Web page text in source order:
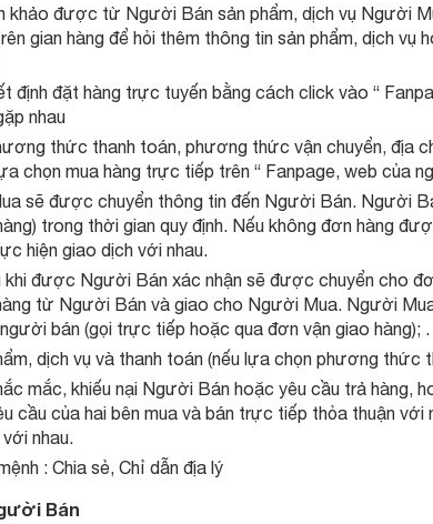
khảo được từ Người Bán sản phẩm, dịch vụ Người
gian hàng để hỏi thêm thông tin sản phẩm, dịch
định đặt hàng trực tuyến bằng cách click vào “
nhau
thức thanh toán, phương thức vận chuyển, địa
chọn mua hàng trực tiếp trên “ Fanpage, web của
sẽ được chuyển thông tin đến Người Bán. Người
trong thời gian quy định. Nếu không đơn hàng
hiện giao dịch với nhau.
khi được Người Bán xác nhận sẽ được chuyển cho
từ Người Bán và giao cho Người Mua. Người
bán (gọi trực tiếp hoặc qua đơn vận giao hàng); .
dịch vụ và thanh toán (nếu lựa chọn phương thức
mắc, khiếu nại Người Bán hoặc yêu cầu trả hàng,
cầu của hai bên mua và bán trực tiếp thỏa thuận với
nhau.
: Chia sẻ, Chỉ dẫn địa lý
Bán